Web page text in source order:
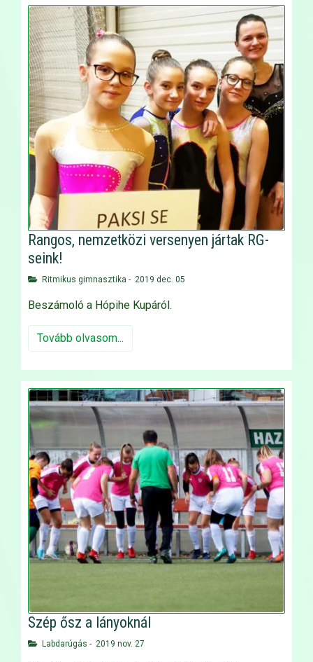
Rangos, nemzetközi versenyen jártak RG-
seink!
Ritmikus gimnasztika - 2019 dec. 05
Beszámoló a Hópihe Kupáról.
Tovább olvasom...
Szép ősz a lányoknál
Labdarúgás - 2019 nov. 27